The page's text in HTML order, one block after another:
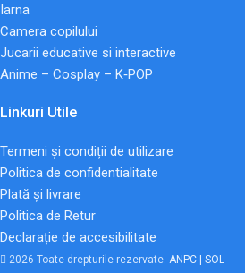
Iarna
Camera copilului
Jucarii educative si interactive
Anime – Cosplay – K‑POP
Linkuri Utile
Termeni și condiții de utilizare
Politica de confidentialitate
Plată și livrare
Politica de Retur
Declarație de accesibilitate
2026 Toate drepturile rezervate. ANPC | SOL